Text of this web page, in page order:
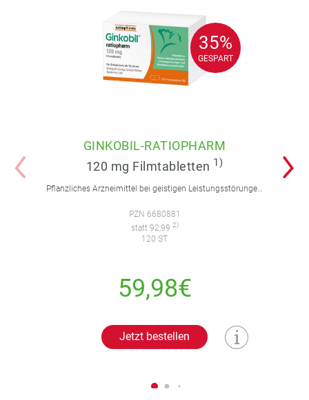
35%
GESPART
35%
GESPART
GINKOBIL-RATIOPHARM
120 mg Filmtabletten 1)
Pflanzliches Arzneimittel bei geistigen Leistungsstörungen und Durchblutungsstörungen.
PZN 6680881
statt 92,99 2)
120 ST
59,98€
Jetzt bestellen